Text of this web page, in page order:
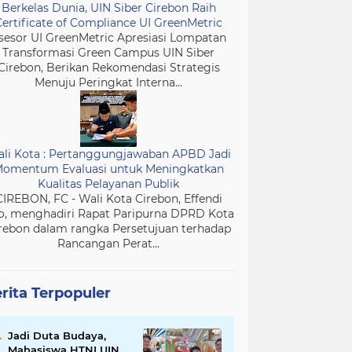
Berkelas Dunia, UIN Siber Cirebon Raih
of Compliance UI GreenMetric
UI GreenMetric Apresiasi Lompatan
Transformasi Green Campus UIN Siber
Berikan Rekomendasi Strategis
Menuju Peringkat Interna...
Kota : Pertanggungjawaban APBD Jadi
Evaluasi untuk Meningkatkan
Kualitas Pelayanan Publik
FC - Wali Kota Cirebon, Effendi
menghadiri Rapat Paripurna DPRD Kota
dalam rangka Persetujuan terhadap
Rancangan Perat...
Terpopuler
Jadi Duta Budaya,